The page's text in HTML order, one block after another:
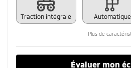
Traction intégrale Automatique
Plus de
Évaluer mon